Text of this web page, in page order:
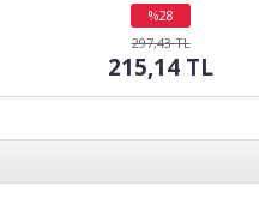
%28
indirim
297,43 TL
215,14 TL